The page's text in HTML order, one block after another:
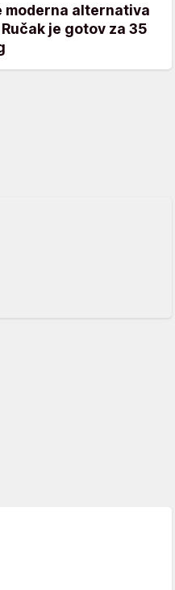
moderna alternativa
je gotov za 35